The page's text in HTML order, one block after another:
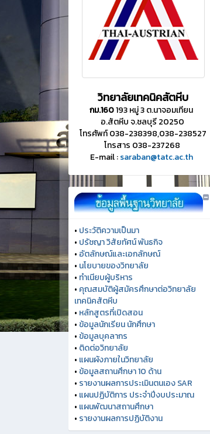
วิทยาลัยเทคนิคสัตหีบ
กม.160193 หมู่ 3 ต.นาจอมเทียน
อ.สัตหีบ จ.ชลบุรี 20250
โทรศัพท์ 038-238398,038-238527
โทรสาร 038-237268
E-mail :saraban@tatc.ac.th
• ประวัติความเป็นมา
• ปรัชญา วิสัยทัศน์ พันธกิจ
• อัตลักษณ์และเอกลักษณ์
• นโยบายของวิทยาลัย
• ทำเนียบผู้บริหาร
• คุณสมบัติผู้สมัครศึกษาต่อวิทยาลัย
เทคนิคสัตหีบ
• หลักสูตรที่เปิดสอน
• ข้อมูลนักเรียน นักศึกษา
• ข้อมูลบุคลากร
• ติดต่อวิทยาลัย
• แผนผังภายในวิทยาลัย
• ข้อมูลสถานศึกษา 10 ด้าน
• รายงานผลการประเมินตนเอง SAR
• แผนปฏิบัติการ ประจำปีงบประมาณ
• แผนพัฒนาสถานศึกษา
• รายงานผลการปฏิบัติงาน